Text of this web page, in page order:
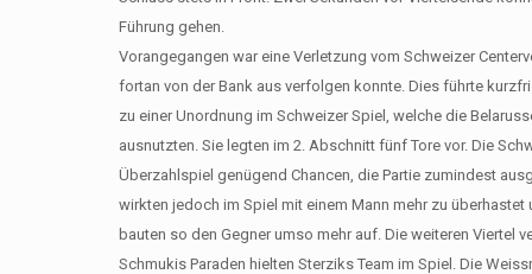
Führung gehen.
Vorangegangen war eine Verletzung vom Schweizer
fortan von der Bank aus verfolgen konnte. Dies führte
zu einer Unordnung im Schweizer Spiel, welche die
ausnutzten. Sie legten im 2. Abschnitt fünf Tore vor. Die
Überzahlspiel genügend Chancen, die Partie zumindest
wirkten jedoch im Spiel mit einem Mann mehr zu überhastet
bauten so den Gegner umso mehr auf. Die weiteren Viertel
Schmukis Paraden hielten Sterziks Team im Spiel. Die